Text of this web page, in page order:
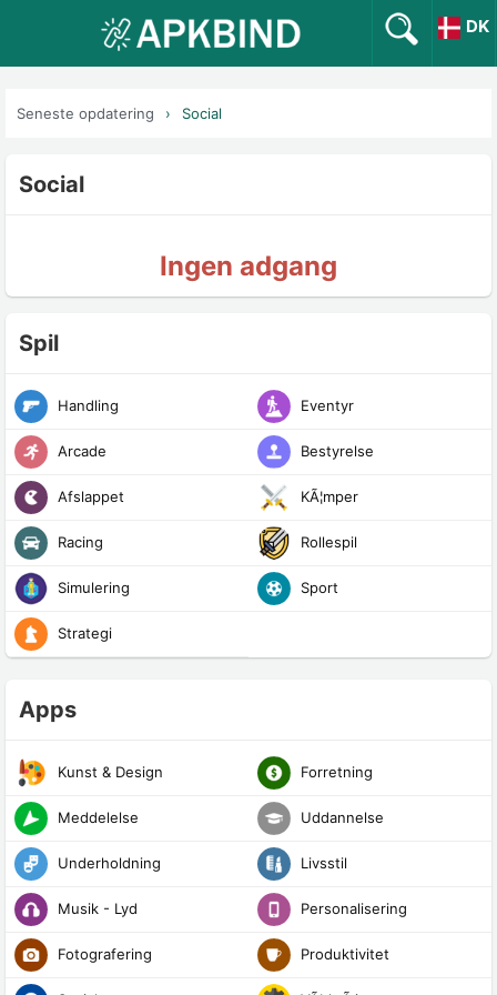
DK
Seneste opdatering Social
Social
Ingen adgang
Spil
Handling Eventyr
Arcade Bestyrelse
Afslappet KÃ¦mper
Racing Rollespil
Simulering Sport
Strategi
Apps
Kunst & Design Forretning
Meddelelse Uddannelse
Underholdning Livsstil
Musik - Lyd Personalisering
Fotografering Produktivitet